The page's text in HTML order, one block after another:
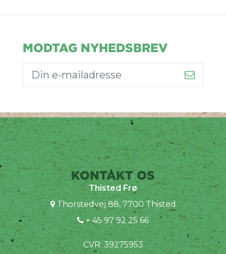
MODTAG NYHEDSBREV
KONTAKT OS
Thisted Frø
Thorstedvej 88, 7700 Thisted
+ 45 97 92 25 66
CVR: 39275953